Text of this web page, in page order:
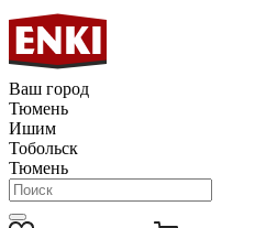
Ваш город
Тюмень
Ишим
Тобольск
Тюмень